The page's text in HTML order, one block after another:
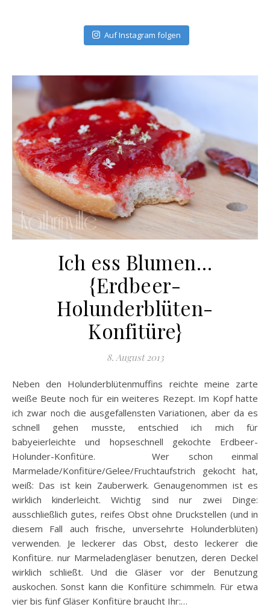
Auf Instagram folgen
Ich ess Blumen…
{Erdbeer-
Holunderblüten-
Konfitüre}
8. August 2013
Neben den Holunderblütenmuffins reichte meine zarte
weiße Beute noch für ein weiteres Rezept. Im Kopf hatte
ich zwar noch die ausgefallensten Variationen, aber da es
schnell gehen musste, entschied ich mich für
babyeierleichte und hopseschnell gekochte Erdbeer-
Holunder-Konfitüre. Wer schon einmal
Marmelade/Konfitüre/Gelee/Fruchtaufstrich gekocht hat,
weiß: Das ist kein Zauberwerk. Genaugenommen ist es
wirklich kinderleicht. Wichtig sind nur zwei Dinge:
ausschließlich gutes, reifes Obst ohne Druckstellen (und in
diesem Fall auch frische, unversehrte Holunderblüten)
verwenden. Je leckerer das Obst, desto leckerer die
Konfitüre. nur Marmeladengläser benutzen, deren Deckel
wirklich schließt. Und die Gläser vor der Benutzung
auskochen. Sonst kann die Konfitüre schimmeln. Für etwa
vier bis fünf Gläser Konfitüre braucht Ihr:…